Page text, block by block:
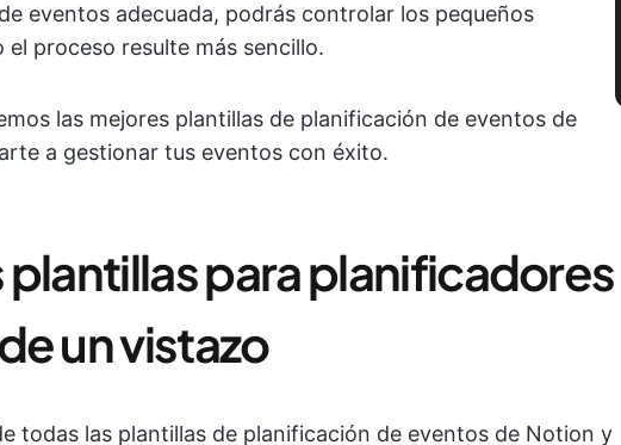
eventos adecuada, podrás controlar los pequeños
proceso resulte más sencillo.
las mejores plantillas de planificación de eventos de
a gestionar tus eventos con éxito.
plantillas para planificadores
un vistazo
todas las plantillas de planificación de eventos de Notion y